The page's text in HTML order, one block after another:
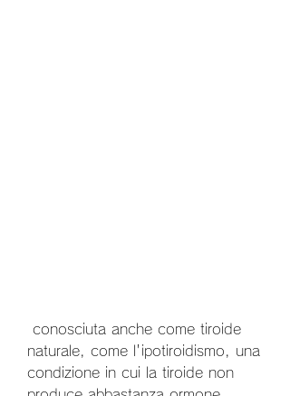
naturale, come l'ipotiroidismo, una
condizione in cui la tiroide non